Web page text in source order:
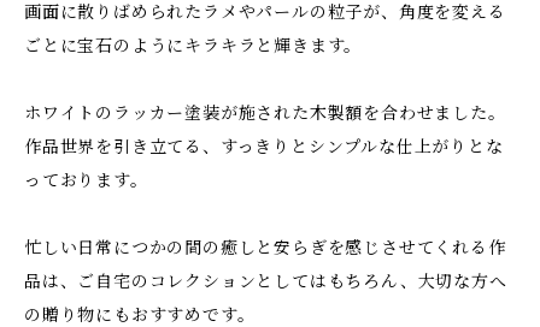
画面に散りばめられたラメやパールの粒子が、角度を変える
ごとに宝石のようにキラキラと輝きます。
ホワイトのラッカー塗装が施された木製額を合わせました。
作品世界を引き立てる、すっきりとシンプルな仕上がりとな
っております。
忙しい日常につかの間の癒しと安らぎを感じさせてくれる作
品は、ご自宅のコレクションとしてはもちろん、大切な方へ
の贈り物にもおすすめです。